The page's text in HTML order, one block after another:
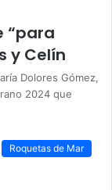
“para
y Celín
Dolores Gómez,
2024 que
Roquetas de Mar